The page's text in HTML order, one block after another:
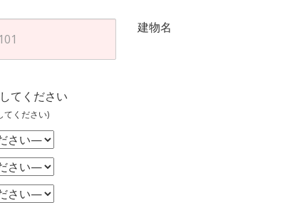
建物名
てください
てください)